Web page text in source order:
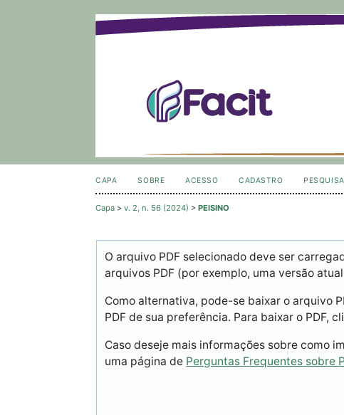
CAPA SOBRE ACESSO CADASTRO PESQUISA
Capa >v. 2, n. 56 (2024) >PEISINO
O arquivo PDF selecionado deve ser
arquivos PDF (por exemplo, uma versão
Como alternativa, pode-se baixar o arquivo
PDF de sua preferência. Para baixar o PDF,
Caso deseje mais informações sobre como
uma página de Perguntas Frequentes sobre